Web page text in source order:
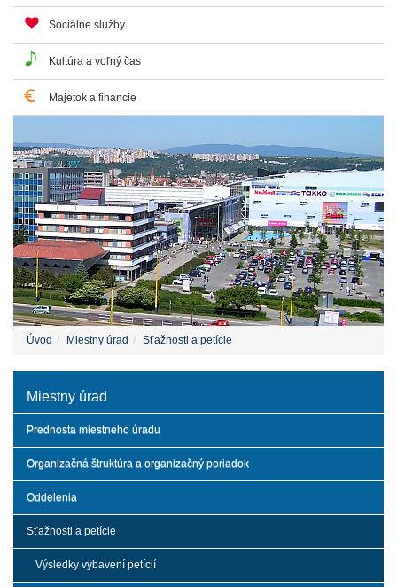
Sociálne služby
Kultúra a voľný čas
Majetok a financie
Úvod Miestny úrad Sťažnosti a petície
Miestny úrad
Prednosta miestneho úradu
Organizačná štruktúra a organizačný poriadok
Oddelenia
Sťažnosti a petície
Výsledky vybavení petícií